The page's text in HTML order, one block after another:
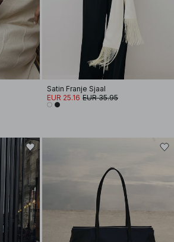
Satin Franje Sjaal
EUR 25.16 EUR 35.95